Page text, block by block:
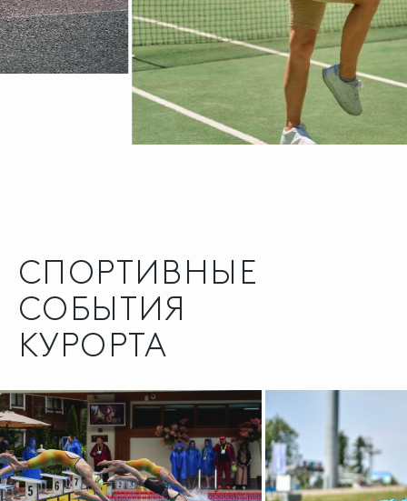
СПОРТИВНЫЕ
СОБЫТИЯ
КУРОРТА